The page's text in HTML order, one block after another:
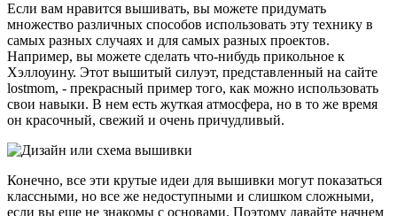
Если вам нравится вышивать, вы можете придумать
множество различных способов использовать эту технику в
самых разных случаях и для самых разных проектов.
Например, вы можете сделать что-нибудь прикольное к
Хэллоуину. Этот вышитый силуэт, представленный на сайте
lostmom, - прекрасный пример того, как можно использовать
свои навыки. В нем есть жуткая атмосфера, но в то же время
он красочный, свежий и очень причудливый.
Конечно, все эти крутые идеи для вышивки могут показаться
классными, но все же недоступными и слишком сложными,
если вы еще не знакомы с основами. Поэтому давайте начнем